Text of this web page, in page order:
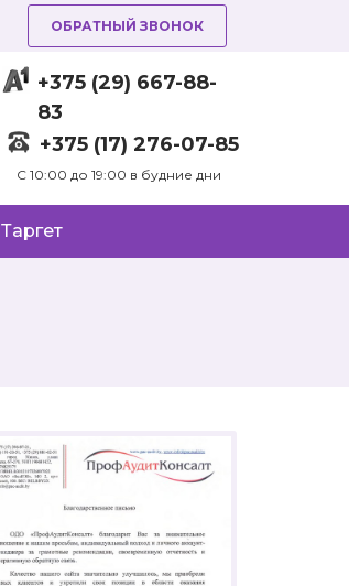
ОБРАТНЫЙ ЗВОНОК
+375 (29) 667-88-
83
+375 (17) 276-07-85
C 10:00 до 19:00 в будние дни
Таргет